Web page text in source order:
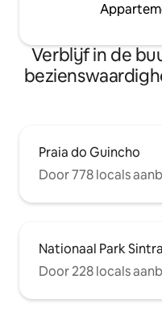
Verblijf in de
Praia do Guincho
Door 778 locals
Nationaal Park
Door 228 locals